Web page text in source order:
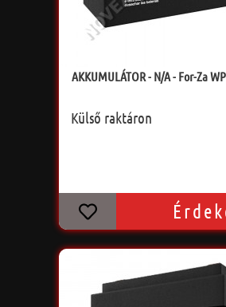
AKKUMULÁTOR - N/A - For-Za
Külső raktáron